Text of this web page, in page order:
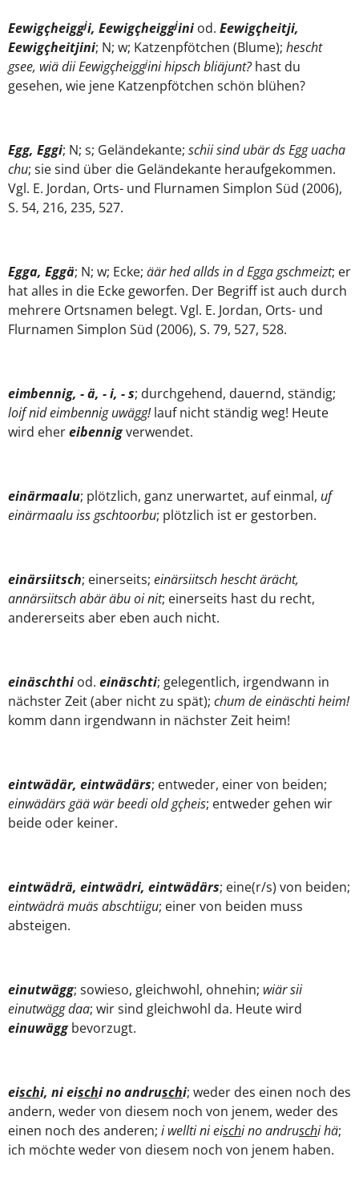
Eewigçheiggji, Eewigçheiggjini od. Eewigçheitji,
Eewigçheitjini; N; w; Katzenpfötchen (Blume); hescht
gsee, wiä dii Eewigçheiggjini hipsch bliäjunt?hast du
gesehen, wie jene Katzenpfötchen schön blühen?
Egg, Eggi; N; s; Geländekante; schii sind ubär ds Egg uacha
chu; sie sind über die Geländekante heraufgekommen.
Vgl. E. Jordan, Orts- und Flurnamen Simplon Süd (2006),
S. 54, 216, 235, 527.
Egga, Eggä; N; w; Ecke; äär hed allds in d Egga gschmeizt; er
hat alles in die Ecke geworfen. Der Begriff ist auch durch
mehrere Ortsnamen belegt. Vgl. E. Jordan, Orts- und
Flurnamen Simplon Süd (2006), S. 79, 527, 528.
eimbennig, - ä, - i, - s; durchgehend, dauernd, ständig;
loif nid eimbennig uwägg!lauf nicht ständig weg! Heute
wird ehereibennigverwendet.
einärmaalu; plötzlich, ganz unerwartet, auf einmal, uf
einärmaalu iss gschtoorbu; plötzlich ist er gestorben.
einärsiitsch; einerseits; einärsiitsch hescht ärächt,
annärsiitsch abär äbu oi nit; einerseits hast du recht,
andererseits aber eben auch nicht.
einäschthi od. einäschti; gelegentlich, irgendwann in
nächster Zeit (aber nicht zu spät); chum de einäschti heim!
komm dann irgendwann in nächster Zeit heim!
eintwädär, eintwädärs; entweder, einer von beiden;
einwädärs gää wär beedi old gçheis; entweder gehen wir
beide oder keiner.
eintwädrä, eintwädri, eintwädärs; eine(r/s) von beiden;
eintwädrä muäs abschtiigu; einer von beiden muss
absteigen.
einutwägg; sowieso, gleichwohl, ohnehin; wiär sii
einutwägg daa; wir sind gleichwohl da. Heute wird
einuwäggbevorzugt.
eischi, ni eischi no andruschi; weder des einen noch des
andern, weder von diesem noch von jenem, weder des
einen noch des anderen; i wellti ni eischi no andruschi hä;
ich möchte weder von diesem noch von jenem haben.